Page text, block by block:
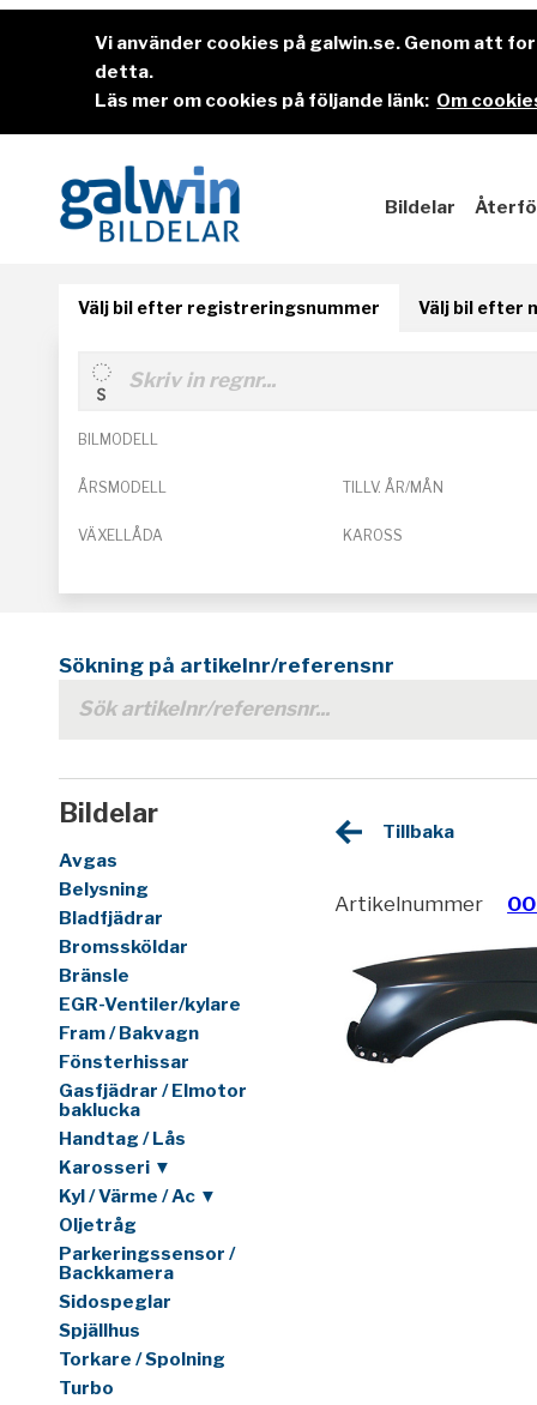
Vi använder cookies på galwin.se. Genom att
detta.
Läs mer om cookies på följande länk: Om
Bildelar
Välj bil efter registreringsnummer Välj bil efter
BILMODELL
ÅRSMODELL TILLV. ÅR/MÅN
VÄXELLÅDA KAROSS
Sökning på artikelnr/referensnr
Bildelar
Avgas
Belysning
Bladfjädrar
Bromssköldar
Bränsle
EGR-Ventiler/kylare
Fram / Bakvagn
Fönsterhissar
Gasfjädrar / Elmotor
baklucka
Handtag / Lås
Karosseri ▼
Kyl / Värme / Ac ▼
Oljetråg
Parkeringssensor /
Backkamera
Sidospeglar
Spjällhus
Torkare / Spolning
Turbo
Tillbaka
Artikelnummer